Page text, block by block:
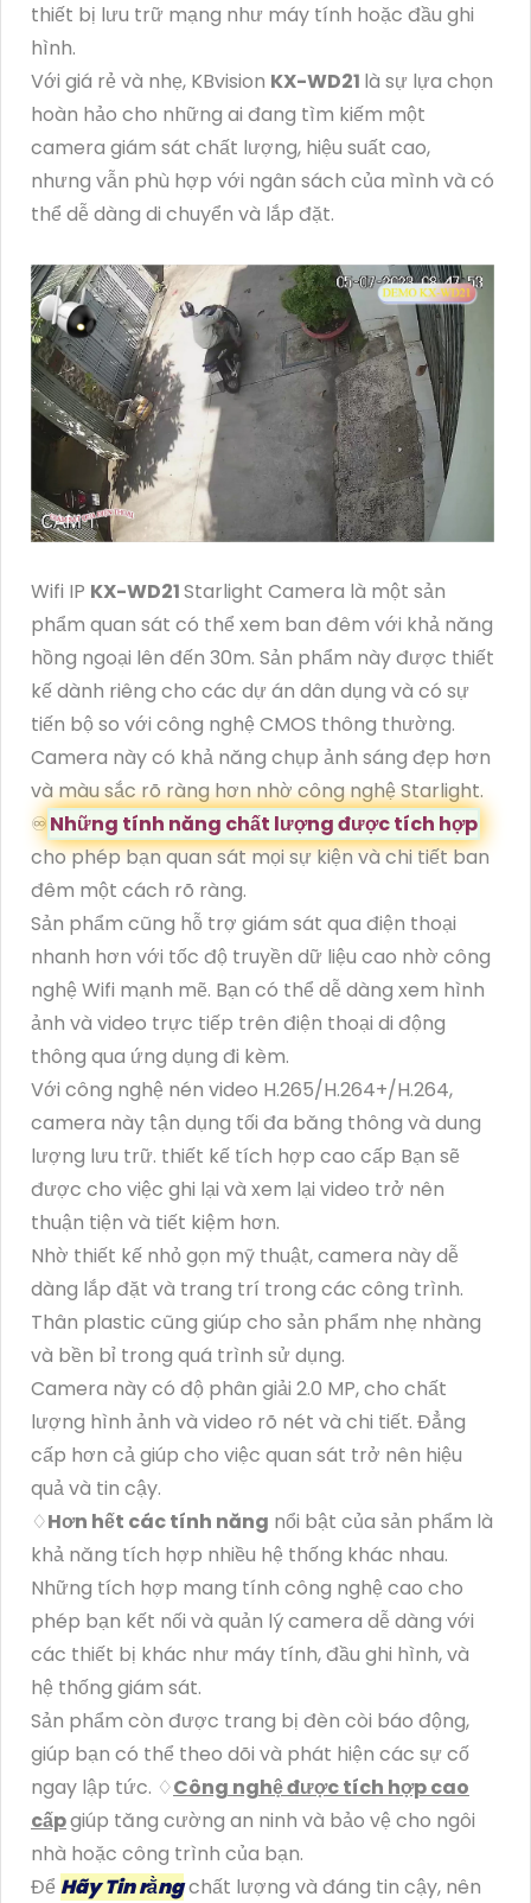
thiết bị lưu trữ mạng như máy tính hoặc đầu ghi
hình.
Với giá rẻ và nhẹ, KBvision KX-WD21 là sự lựa chọn
hoàn hảo cho những ai đang tìm kiếm một
camera giám sát chất lượng, hiệu suất cao,
nhưng vẫn phù hợp với ngân sách của mình và có
thể dễ dàng di chuyển và lắp đặt.
Wifi IP KX-WD21Starlight Camera là một sản
phẩm quan sát có thể xem ban đêm với khả năng
hồng ngoại lên đến 30m. Sản phẩm này được thiết
kế dành riêng cho các dự án dân dụng và có sự
tiến bộ so với công nghệ CMOS thông thường.
Camera này có khả năng chụp ảnh sáng đẹp hơn
và màu sắc rõ ràng hơn nhờ công nghệ Starlight.
♾Những tính năng chất lượng được tích hợp
cho phép bạn quan sát mọi sự kiện và chi tiết ban
đêm một cách rõ ràng.
Sản phẩm cũng hỗ trợ giám sát qua điện thoại
nhanh hơn với tốc độ truyền dữ liệu cao nhờ công
nghệ Wifi mạnh mẽ. Bạn có thể dễ dàng xem hình
ảnh và video trực tiếp trên điện thoại di động
thông qua ứng dụng đi kèm.
Với công nghệ nén video H.265/H.264+/H.264,
camera này tận dụng tối đa băng thông và dung
lượng lưu trữ. thiết kế tích hợp cao cấp Bạn sẽ
được cho việc ghi lại và xem lại video trở nên
thuận tiện và tiết kiệm hơn.
Nhờ thiết kế nhỏ gọn mỹ thuật, camera này dễ
dàng lắp đặt và trang trí trong các công trình.
Thân plastic cũng giúp cho sản phẩm nhẹ nhàng
và bền bỉ trong quá trình sử dụng.
Camera này có độ phân giải 2.0 MP, cho chất
lượng hình ảnh và video rõ nét và chi tiết. Đẳng
cấp hơn cả giúp cho việc quan sát trở nên hiệu
quả và tin cậy.
♢Hơn hết các tính năng nổi bật của sản phẩm là
khả năng tích hợp nhiều hệ thống khác nhau.
Những tích hợp mang tính công nghệ cao cho
phép bạn kết nối và quản lý camera dễ dàng với
các thiết bị khác như máy tính, đầu ghi hình, và
hệ thống giám sát.
Sản phẩm còn được trang bị đèn còi báo động,
giúp bạn có thể theo dõi và phát hiện các sự cố
ngay lập tức. ♢Công nghệ được tích hợp cao
cấpgiúp tăng cường an ninh và bảo vệ cho ngôi
nhà hoặc công trình của bạn.
Để Hãy Tin rằngchất lượng và đáng tin cậy, nên